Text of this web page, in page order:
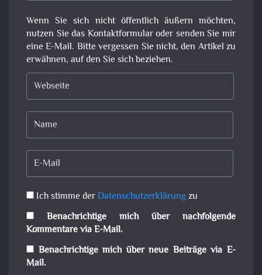
Wenn Sie sich nicht öffentlich äußern möchten,
nutzen Sie das Kontaktformular oder senden Sie mir
eine E-Mail. Bitte vergessen Sie nicht, den Artikel zu
erwähnen, auf den Sie sich beziehen.
Ich stimme derDatenschutzerklärungzu
Benachrichtige mich über nachfolgende
Kommentare via E-Mail.
Benachrichtige mich über neue Beiträge via E-
Mail.